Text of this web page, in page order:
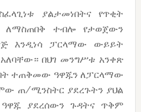
ያልታመነበትና የጥቂት
ተብሎ የታወጀውን
እንዲነሳ ፓርላማው ውይይት
በህገ መንግሥቱ አንቀጽ
ተጠቅመው ዓዋጁን ለፓርላማው
ጠ/ሚንስትር ያደረጉትን ያህል
ያደረሰውን ጉዳትና ጥቅም